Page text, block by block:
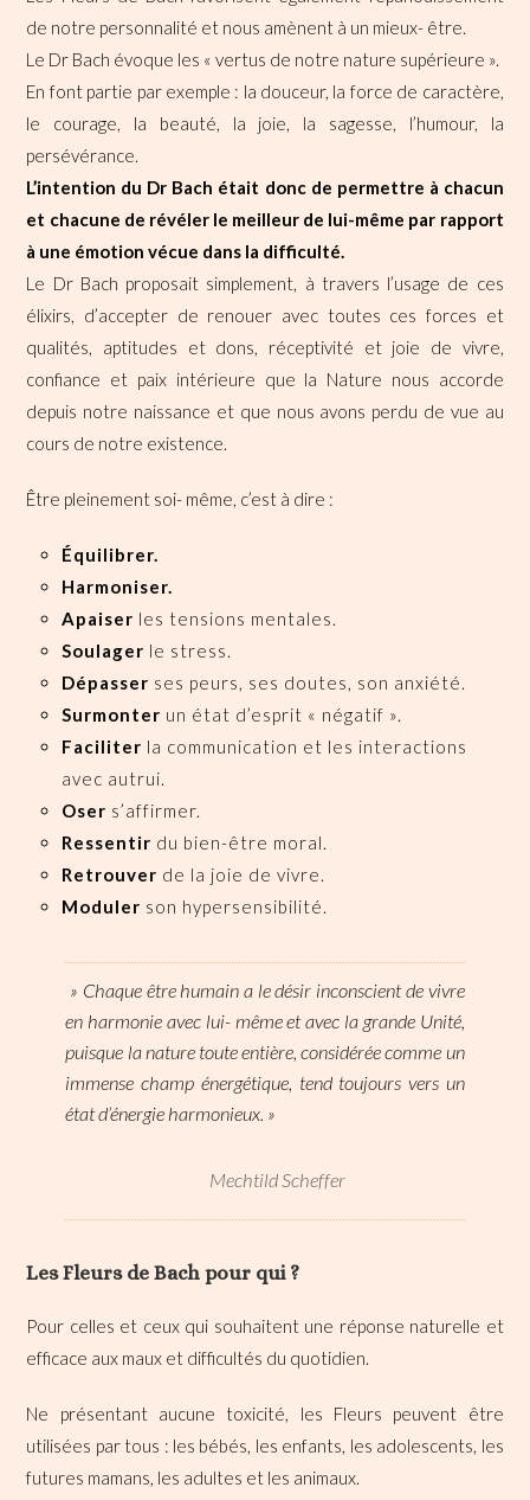
de notre personnalité et nous amènent à un mieux- être.
Le Dr Bach évoque les « vertus de notre nature supérieure ».
En font partie par exemple : la douceur, la force de caractère,
le courage, la beauté, la joie, la sagesse, l’humour, la
persévérance.
L’intention du Dr Bach était donc de permettre à chacun
et chacune de révéler le meilleur de lui-même par rapport
à une émotion vécue dans la difficulté.
Le Dr Bach proposait simplement, à travers l’usage de ces
élixirs, d’accepter de renouer avec toutes ces forces et
qualités, aptitudes et dons, réceptivité et joie de vivre,
confiance et paix intérieure que la Nature nous accorde
depuis notre naissance et que nous avons perdu de vue au
cours de notre existence.
Être pleinement soi- même, c’est à dire :
Équilibrer.
Harmoniser.
Apaiser les tensions mentales.
Soulager le stress.
Dépasser ses peurs, ses doutes, son anxiété.
Surmonter un état d’esprit « négatif ».
Faciliter la communication et les interactions
avec autrui.
Oser s’affirmer.
Ressentir du bien-être moral.
Retrouver de la joie de vivre.
Moduler son hypersensibilité.
» Chaque être humain a le désir inconscient de vivre
en harmonie avec lui- même et avec la grande Unité,
puisque la nature toute entière, considérée comme un
immense champ énergétique, tend toujours vers un
état d’énergie harmonieux. »
Mechtild Scheffer
Les Fleurs de Bach pour qui ?
Pour celles et ceux qui souhaitent une réponse naturelle et
efficace aux maux et difficultés du quotidien.
Ne présentant aucune toxicité, les Fleurs peuvent être
utilisées par tous : les bébés, les enfants, les adolescents, les
futures mamans, les adultes et les animaux.